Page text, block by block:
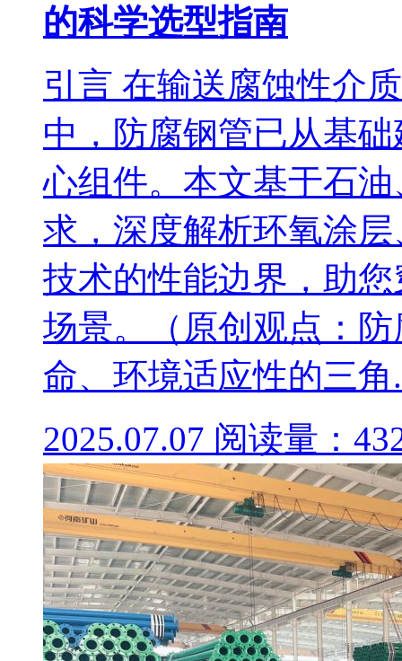
的科学选型指南
引言 在输送腐蚀性介
中，防腐钢管已从基
心组件。本文基于石
求，深度解析环氧涂层
技术的性能边界，助
场景。（原创观点：
命、环境适应性的三角
2025.07.07 阅读量：